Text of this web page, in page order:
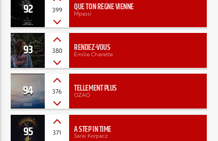
92 399 QUE TON RÈGNE VIENNE
Mpassi
93 380 RENDEZ-VOUS
Émilie Charette
94 376 TELLEMENT PLUS
OZAO
95 371 A STEP IN TIME
Sarai Korpacz